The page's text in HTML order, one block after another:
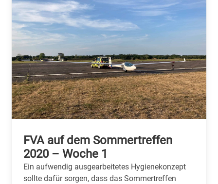
FVA auf dem Sommertreffen
2020 – Woche 1
Ein aufwendig ausgearbeitetes Hygienekonzept
sollte dafür sorgen, dass das Sommertreffen